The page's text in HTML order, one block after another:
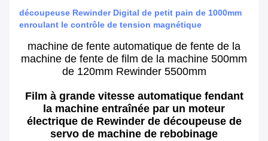
découpeuse Rewinder Digital de petit pain de 1000mm
enroulant le contrôle de tension magnétique
machine de fente automatique de fente de la
machine de fente de film de la machine 500mm
de 120mm Rewinder 5500mm
Film à grande vitesse automatique fendant
la machine entraînée par un moteur
électrique de Rewinder de découpeuse de
servo de machine de rebobinage